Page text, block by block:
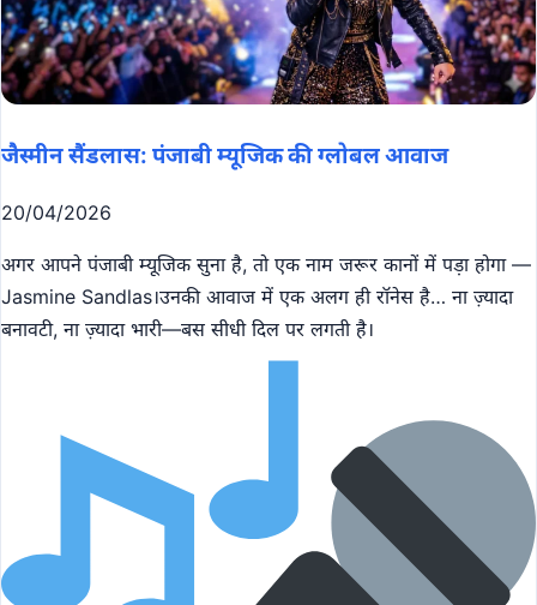
जैस्मीन सैंडलास: पंजाबी म्यूजिक की ग्लोबल आवाज
20/04/2026
अगर आपने पंजाबी म्यूजिक सुना है, तो एक नाम जरूर कानों में पड़ा होगा —
Jasmine Sandlas।उनकी आवाज में एक अलग ही रॉनेस है… ना ज़्यादा
बनावटी, ना ज़्यादा भारी—बस सीधी दिल पर लगती है।